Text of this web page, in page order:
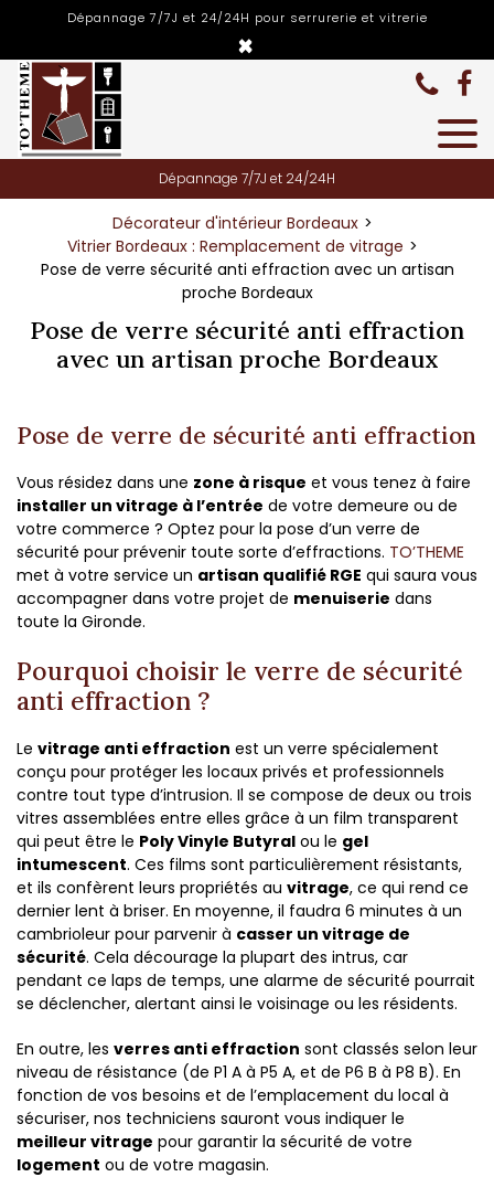
Dépannage 7/7J et 24/24H pour serrurerie et vitrerie
×
Dépannage 7/7J et 24/24H
Décorateur d'intérieur Bordeaux
Vitrier Bordeaux : Remplacement de vitrage
Pose de verre sécurité anti effraction avec un artisan
proche Bordeaux
Pose de verre sécurité anti effraction
avec un artisan proche Bordeaux
Pose de verre de sécurité anti effraction
Vous résidez dans une zone à risque et vous tenez à faire
installer un vitrage à l’entrée de votre demeure ou de
votre commerce ? Optez pour la pose d’un verre de
sécurité pour prévenir toute sorte d’effractions. TO’THEME
met à votre service un artisan qualifié RGE qui saura vous
accompagner dans votre projet de menuiserie dans
toute la Gironde.
Pourquoi choisir le verre de sécurité
anti effraction ?
Le vitrage anti effraction est un verre spécialement
conçu pour protéger les locaux privés et professionnels
contre tout type d’intrusion. Il se compose de deux ou trois
vitres assemblées entre elles grâce à un film transparent
qui peut être le Poly Vinyle Butyral ou le gel
intumescent. Ces films sont particulièrement résistants,
et ils confèrent leurs propriétés au vitrage, ce qui rend ce
dernier lent à briser. En moyenne, il faudra 6 minutes à un
cambrioleur pour parvenir à casser un vitrage de
sécurité. Cela décourage la plupart des intrus, car
pendant ce laps de temps, une alarme de sécurité pourrait
se déclencher, alertant ainsi le voisinage ou les résidents.
En outre, les verres anti effraction sont classés selon leur
niveau de résistance (de P1 A à P5 A, et de P6 B à P8 B). En
fonction de vos besoins et de l’emplacement du local à
sécuriser, nos techniciens sauront vous indiquer le
meilleur vitrage pour garantir la sécurité de votre
logement ou de votre magasin.
Panneau de gestion des cookies